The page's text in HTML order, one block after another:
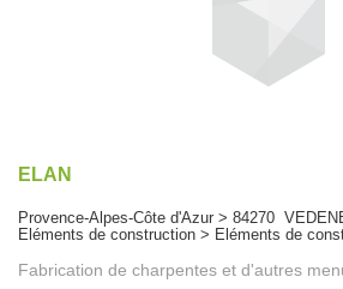
ELAN
Provence-Alpes-Côte d'Azur > 84270
Eléments de construction > Eléments de
Fabrication de charpentes et d'autres